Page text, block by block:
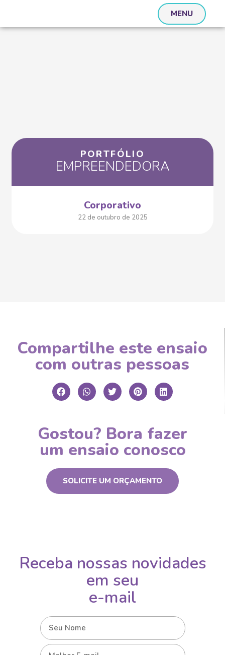
MENU
PORTFÓLIO
EMPREENDEDORA
Corporativo
22 de outubro de 2025
Compartilhe este ensaio
com outras pessoas
Gostou? Bora fazer
um ensaio conosco
SOLICITE UM ORÇAMENTO
Receba nossas novidades
em seu
e-mail